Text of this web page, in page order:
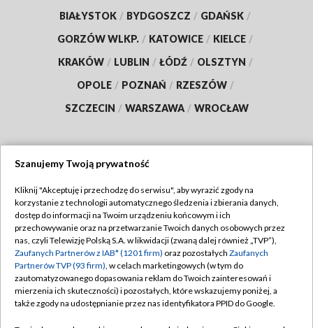
BIAŁYSTOK / BYDGOSZCZ / GDAŃSK /
GORZÓW WLKP. / KATOWICE / KIELCE /
KRAKÓW / LUBLIN / ŁÓDŹ / OLSZTYN /
OPOLE / POZNAŃ / RZESZÓW /
SZCZECIN / WARSZAWA / WROCŁAW
TVP
Abonament TVP
Emisja w TVP
Centrum informacji TVP
Naziemna Telewizja Cyfrowa
Regulamin TVP
Polityka prywatności
Moje zgody
Pomoc
Szanujemy Twoją prywatność
Kliknij "Akceptuję i przechodzę do serwisu", aby wyrazić zgody na
korzystanie z technologii automatycznego śledzenia i zbierania danych,
dostęp do informacji na Twoim urządzeniu końcowym i ich
przechowywanie oraz na przetwarzanie Twoich danych osobowych przez
nas, czyli Telewizję Polską S.A. w likwidacji (zwaną dalej również „TVP”),
Zaufanych Partnerów z IAB* (1201 firm) oraz pozostałych Zaufanych
Partnerów TVP (93 firm), w celach marketingowych (w tym do
zautomatyzowanego dopasowania reklam do Twoich zainteresowań i
mierzenia ich skuteczności) i pozostałych, które wskazujemy poniżej, a
także zgody na udostępnianie przez nas identyfikatora PPID do Google.